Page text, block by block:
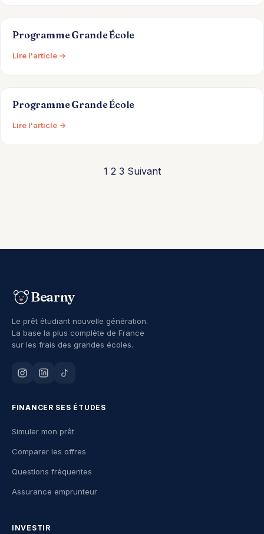
Programme Grande École
Lire l'article →
Programme Grande École
Lire l'article →
1 2 3 Suivant
Bearny
Le prêt étudiant nouvelle génération.
La base la plus complète de France
sur les frais des grandes écoles.
FINANCER SES ÉTUDES
Simuler mon prêt
Comparer les offres
Questions fréquentes
Assurance emprunteur
INVESTIR